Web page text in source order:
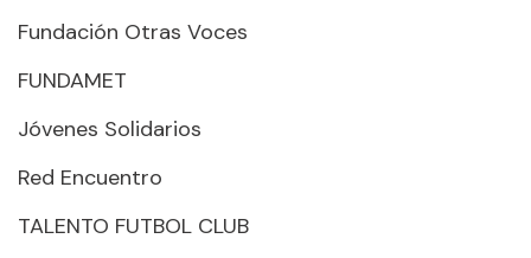
Fundación Otras Voces
FUNDAMET
Jóvenes Solidarios
Red Encuentro
TALENTO FUTBOL CLUB